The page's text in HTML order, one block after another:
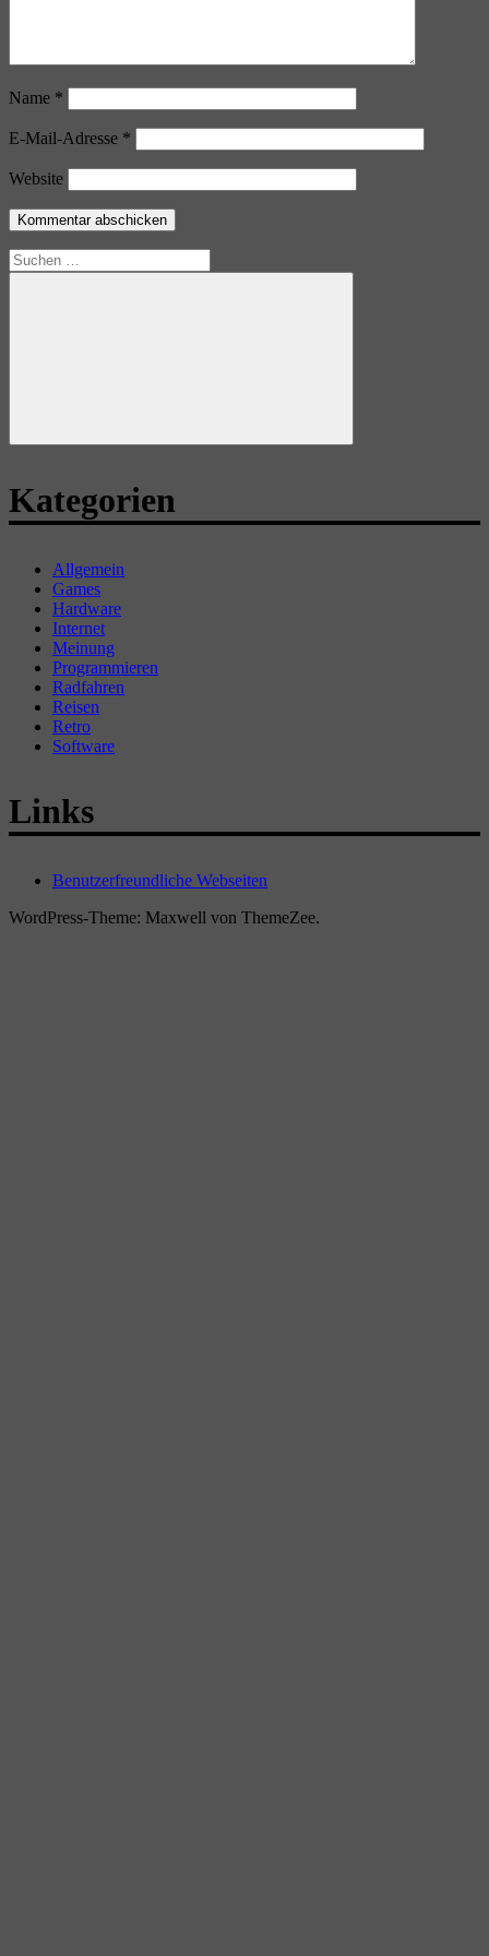
Name *
E-Mail-Adresse *
Website
Suchen
nach:
Suchen
Kategorien
Allgemein
Games
Hardware
Internet
Meinung
Programmieren
Radfahren
Reisen
Retro
Software
Links
Benutzerfreundliche Webseiten
WordPress-Theme: Maxwell von ThemeZee.